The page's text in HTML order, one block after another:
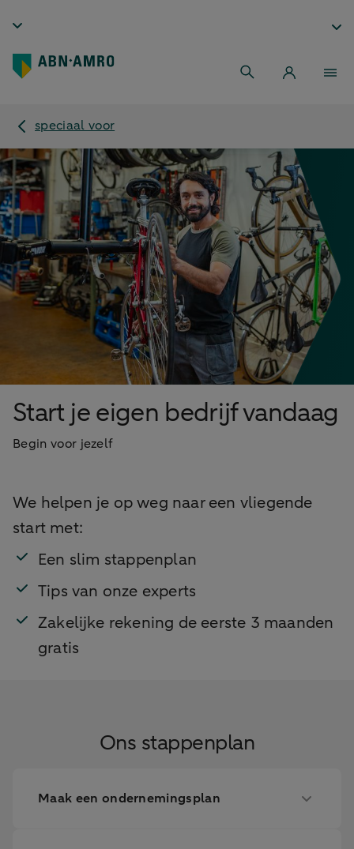
speciaal voor
Start je eigen bedrijf vandaag
Begin voor jezelf
We helpen je op weg naar een vliegende
start met:
Een slim stappenplan
Tips van onze experts
Zakelijke rekening de eerste 3 maanden
gratis
Ons stappenplan
Maak een ondernemingsplan